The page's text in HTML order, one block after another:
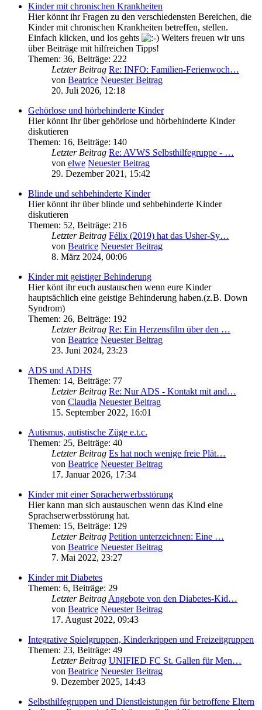
Kinder mit chronischen Krankheiten
Hier könnt ihr Fragen zu den verschiedensten Bereichen, die
Kinder mit chronischen Krankheiten betreffen, stellen.
Einfach klicken, und los gehts
Weiters freuen wir uns
über Beiträge mit hilfreichen Tipps!
Themen: 36, Beiträge: 222
Letzter Beitrag Re: INFO: Familien-Ferienwoch…
von Beatrice Neuester Beitrag
20. Juli 2026, 12:18
Gehörlose und hörbehinderte Kinder
Hier könnt Ihr über gehörlose und hörbehinderte Kinder
diskutieren
Themen: 16, Beiträge: 140
Letzter Beitrag Re: AVWS Selbsthilfegruppe - …
von elwe Neuester Beitrag
29. Dezember 2021, 15:42
Blinde und sehbehinderte Kinder
Hier könnt ihr über blinde und sehbehinderte Kinder
diskutieren
Themen: 52, Beiträge: 216
Letzter Beitrag Félix (2019) hat das Usher-Sy…
von Beatrice Neuester Beitrag
8. März 2024, 00:06
Kinder mit geistiger Behinderung
Hier könt ihr euch austauschen wenn eure Kinder
hauptsächlich eine geistige Behinderung haben.(z.B. Down
Syndrom)
Themen: 26, Beiträge: 192
Letzter Beitrag Re: Ein Herzensfilm über den …
von Beatrice Neuester Beitrag
23. Juni 2024, 23:23
ADS und ADHS
Themen: 14, Beiträge: 77
Letzter Beitrag Re: Nur ADS - Kontakt mit and…
von Claudia Neuester Beitrag
15. September 2022, 16:01
Autismus, autistische Züge e.t.c.
Themen: 25, Beiträge: 40
Letzter Beitrag Es hat noch wenige freie Plät…
von Beatrice Neuester Beitrag
17. Januar 2026, 17:34
Kinder mit einer Spracherwerbsstörung
Hier kann man sich austauschen wenn das Kind eine
Sprachserwerbsstörung hat.
Themen: 15, Beiträge: 129
Letzter Beitrag Petition unterzeichnen: Eine …
von Beatrice Neuester Beitrag
7. Mai 2022, 23:27
Kinder mit Diabetes
Themen: 6, Beiträge: 29
Letzter Beitrag Angebote von den Diabetes-Kid…
von Beatrice Neuester Beitrag
17. August 2022, 09:43
Integrative Spielgruppen, Kinderkrippen und Freizeitgruppen
Themen: 23, Beiträge: 49
Letzter Beitrag UNIFIED FC St. Gallen für Men…
von Beatrice Neuester Beitrag
9. Dezember 2025, 14:43
Selbsthilfegruppen und Dienstleistungen für betroffene Eltern